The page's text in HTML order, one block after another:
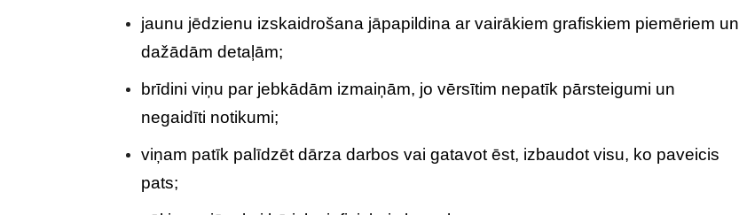
jaunu jēdzienu izskaidrošana jāpapildina ar vairākiem grafiskiem piemēriem un
dažādām detaļām;
brīdini viņu par jebkādām izmaiņām, jo vērsītim nepatīk pārsteigumi un
negaidīti notikumi;
viņam patīk palīdzēt dārza darbos vai gatavot ēst, izbaudot visu, ko paveicis
pats;